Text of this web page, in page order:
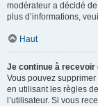
modérateur a décidé
plus d’informations,
Haut
Je continue à
Vous pouvez
en utilisant les règles
l’utilisateur. Si vous